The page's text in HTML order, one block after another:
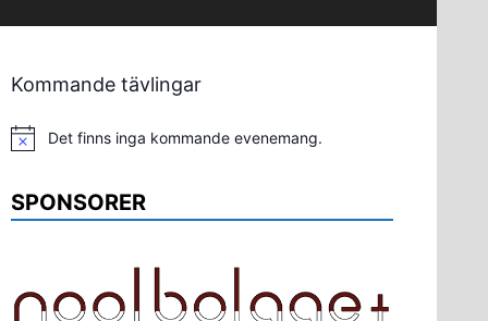
Kommande tävlingar
Notis Det finns inga kommande evenemang.
SPONSORER